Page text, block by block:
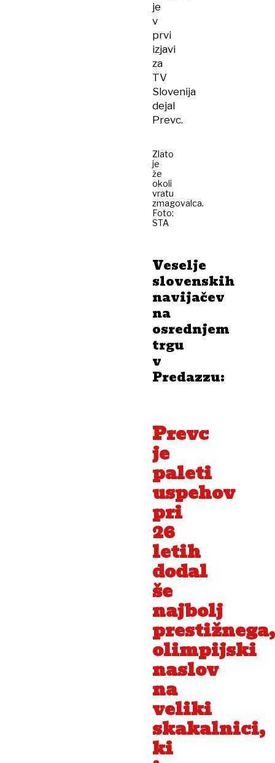
je
v
prvi
izjavi
za
TV
Slovenija
dejal
Prevc.
Zlato
je
že
okoli
vratu
zmagovalca.
Foto:
STA
Veselje
slovenskih
navijačev
na
osrednjem
trgu
v
Predazzu:
Prevc
je
paleti
uspehov
pri
26
letih
dodal
še
najbolj
prestižnega,
olimpijski
naslov
na
veliki
skakalnici,
ki